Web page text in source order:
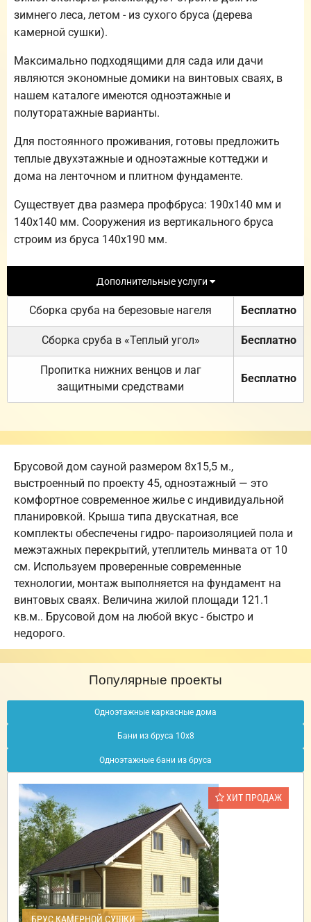
зимнего леса, летом - из сухого бруса (дерева
камерной сушки).
Максимально подходящими для сада или дачи
являются экономные домики на винтовых сваях, в
нашем каталоге имеются одноэтажные и
полуторатажные варианты.
Для постоянного проживания, готовы предложить
теплые двухэтажные и одноэтажные коттеджи и
дома на ленточном и плитном фундаменте.
Существует два размера профбруса: 190х140 мм и
140х140 мм. Сооружения из вертикального бруса
строим из бруса 140х190 мм.
Дополнительные услуги
Сборка сруба на березовые нагеля Бесплатно
Сборка сруба в «Теплый угол» Бесплатно
Пропитка нижних венцов и лаг
защитными средствами
Бесплатно
Брусовой дом сауной размером 8х15,5 м.,
выстроенный по проекту 45, одноэтажный — это
комфортное современное жилье с индивидуальной
планировкой. Крыша типа двускатная, все
комплекты обеспечены гидро- пароизоляцией пола и
межэтажных перекрытий, утеплитель минвата от 10
см. Используем проверенные современные
технологии, монтаж выполняется на фундамент на
винтовых сваях. Величина жилой площади 121.1
кв.м.. Брусовой дом на любой вкус - быстро и
недорого.
Популярные проекты
Одноэтажные каркасные дома
Бани из бруса 10х8
Одноэтажные бани из бруса
ХИТ ПРОДАЖ
БРУС КАМЕРНОЙ СУШКИ